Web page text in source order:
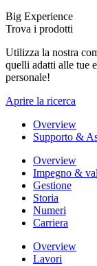
Big Experience
Trova i prodotti
Utilizza la nostra
quelli adatti alle tue
personale!
Aprire la ricerca
Overview
Supporto &
Overview
Impegno &
Gestione
Storia
Numeri
Carriera
Overview
Lavori